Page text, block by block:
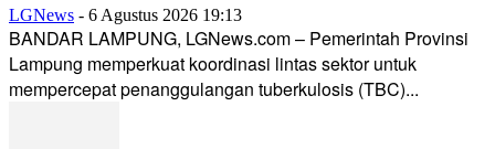
LGNews - 6 Agustus 2026 19:13
BANDAR LAMPUNG, LGNews.com – Pemerintah Provinsi
Lampung memperkuat koordinasi lintas sektor untuk
mempercepat penanggulangan tuberkulosis (TBC)...